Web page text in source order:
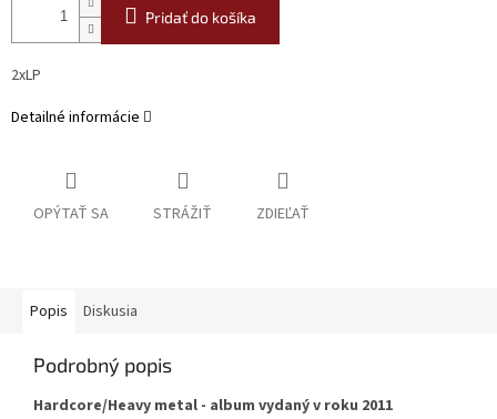
Pridať do košíka
2xLP
Detailné informácie
OPÝTAŤ SA STRÁŽIŤ ZDIEĽAŤ
Popis Diskusia
Podrobný popis
Hardcore/Heavy metal - album vydaný v roku 2011